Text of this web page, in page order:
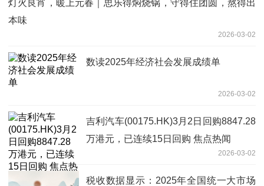
灯火良宵，暖上元春｜思乐得焖烧锅，守得住团圆，熬得出
本味
2026-03-02
数读2025年经济社会发展成绩单
2026-03-02
吉利汽车(00175.HK)3月2日回购8847.28
万港元，已连续15日回购 焦点热闻
2026-03-02
税收数据显示：2025年全国统一大市场